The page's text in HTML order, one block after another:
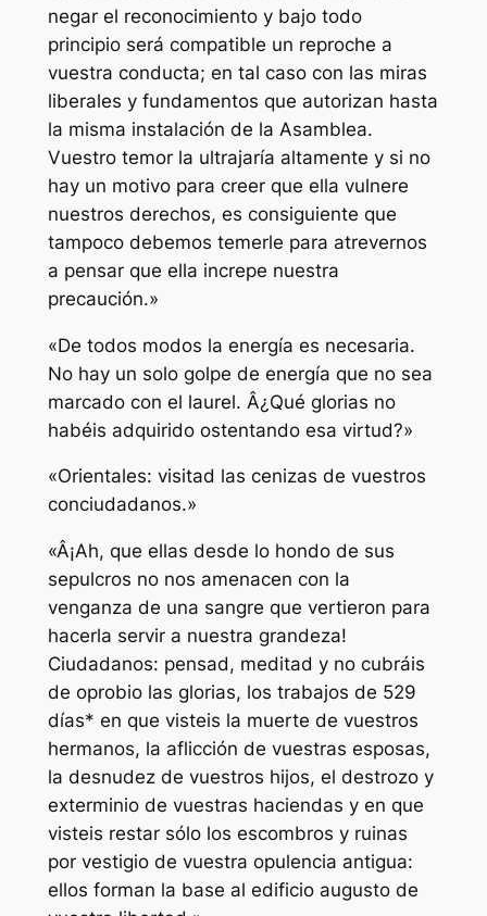
negar el reconocimiento y bajo todo
principio será compatible un reproche a
vuestra conducta; en tal caso con las miras
liberales y fundamentos que autorizan hasta
la misma instalación de la Asamblea.
Vuestro temor la ultrajaría altamente y si no
hay un motivo para creer que ella vulnere
nuestros derechos, es consiguiente que
tampoco debemos temerle para atrevernos
a pensar que ella increpe nuestra
precaución.»
«De todos modos la energía es necesaria.
No hay un solo golpe de energía que no sea
marcado con el laurel. Â¿Qué glorias no
habéis adquirido ostentando esa virtud?»
«Orientales: visitad las cenizas de vuestros
conciudadanos.»
«Â¡Ah, que ellas desde lo hondo de sus
sepulcros no nos amenacen con la
venganza de una sangre que vertieron para
hacerla servir a nuestra grandeza!
Ciudadanos: pensad, meditad y no cubráis
de oprobio las glorias, los trabajos de 529
días* en que visteis la muerte de vuestros
hermanos, la aflicción de vuestras esposas,
la desnudez de vuestros hijos, el destrozo y
exterminio de vuestras haciendas y en que
visteis restar sólo los escombros y ruinas
por vestigio de vuestra opulencia antigua:
ellos forman la base al edificio augusto de